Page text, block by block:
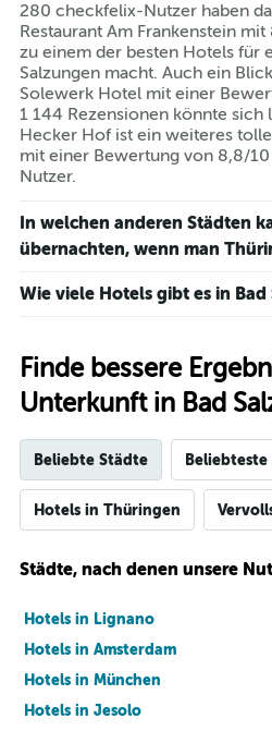
diesem
Wochenende
anzeigt,
der
in
den
letzten
3
Tagen
wurde.
280 checkfelix-Nutzer haben
Restaurant Am Frankenstein
zu einem der besten Hotels für
Salzungen macht. Auch ein
Solewerk Hotel mit einer
1 144 Rezensionen könnte sich
Hecker Hof ist ein weiteres
mit einer Bewertung von 8,8/
Nutzer.
In welchen anderen Städten
übernachten, wenn man
Wie viele Hotels gibt es in Bad
Finde bessere
Unterkunft in Bad
Beliebte Städte Beliebteste
Hotels in Thüringen
Städte, nach denen unsere
Hotels in Lignano
Hotels in Amsterdam
Hotels in München
Hotels in Jesolo